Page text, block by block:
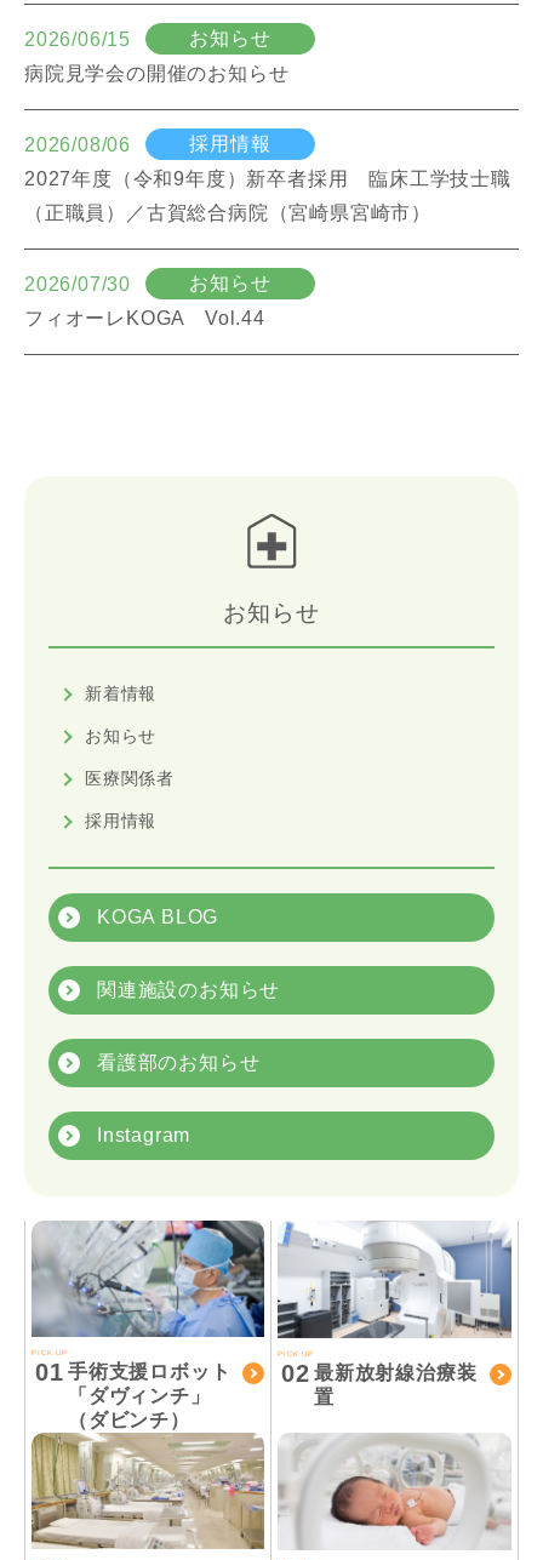
お知らせ
新着情報
お知らせ
医療関係者
採用情報
KOGA BLOG
関連施設のお知らせ
看護部のお知らせ
Instagram
2026/06/15
お知らせ
病院見学会の開催のお知らせ
2026/08/06
採用情報
2027年度（令和9年度）新卒者採用 臨床工学技士職
（正職員）／古賀総合病院（宮崎県宮崎市）
2026/07/30
お知らせ
フィオーレKOGA Vol.44
PICK UP
01 手術支援ロボット
「ダヴィンチ」
（ダビンチ）
PICK UP
02 最新放射線治療装
置